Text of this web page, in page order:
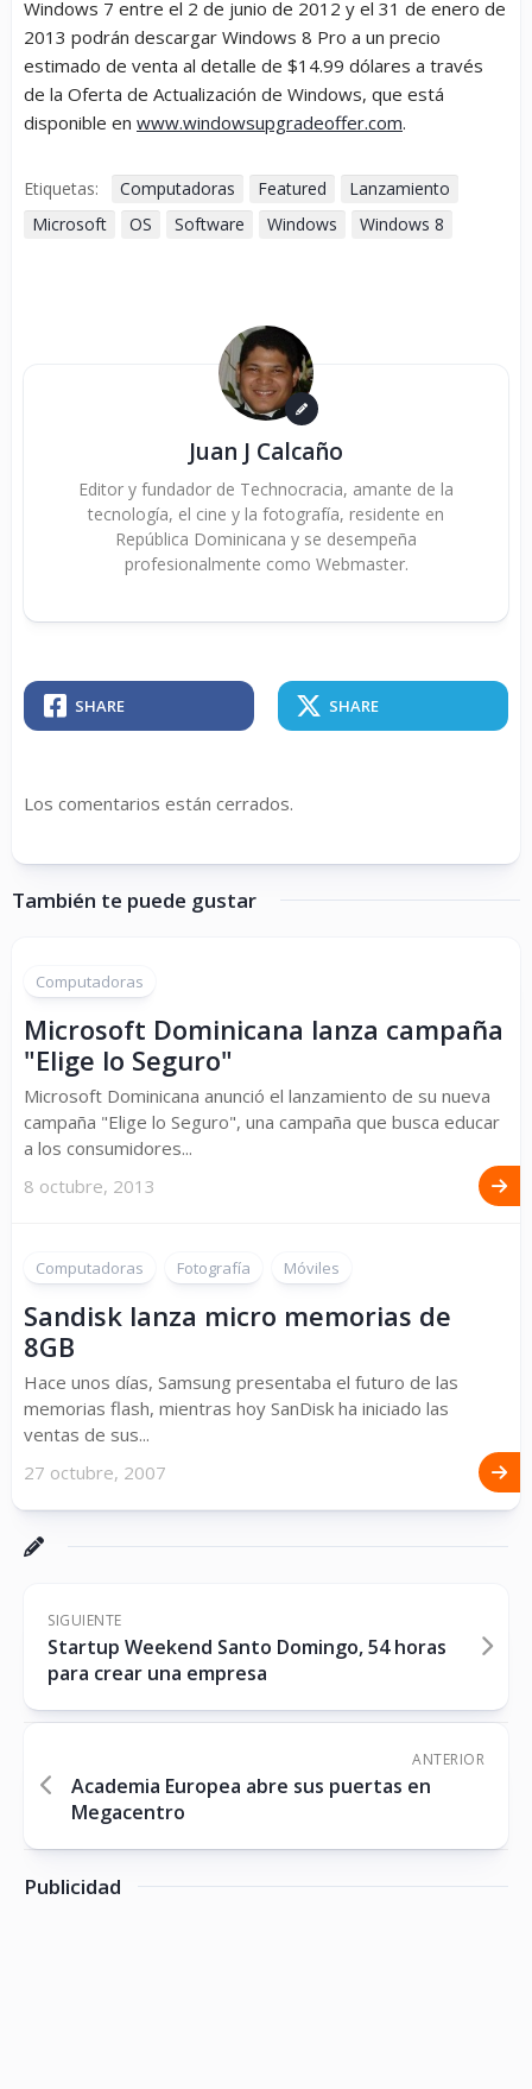
Windows 7 entre el 2 de junio de 2012 y el 31 de enero de
2013 podrán descargar Windows 8 Pro a un precio
estimado de venta al detalle de $14.99 dólares a través
de la Oferta de Actualización de Windows, que está
disponible en www.windowsupgradeoffer.com.
Etiquetas: Computadoras Featured
Lanzamiento
Microsoft
OS Software Windows Windows 8
Juan J Calcaño
Editor y fundador de Technocracia, amante de la
tecnología, el cine y la fotografía, residente en
República Dominicana y se desempeña
profesionalmente como Webmaster.
SHARE SHARE
Los comentarios están cerrados.
También te puede gustar
Computadoras
Microsoft Dominicana lanza campaña
"Elige lo Seguro"
Microsoft Dominicana anunció el lanzamiento de su nueva
campaña "Elige lo Seguro", una campaña que busca educar
a los consumidores...
8 octubre, 2013
Computadoras Fotografía Móviles
Sandisk lanza micro memorias de
8GB
Hace unos días, Samsung presentaba el futuro de las
memorias flash, mientras hoy SanDisk ha iniciado las
ventas de sus...
27 octubre, 2007
SIGUIENTE
Startup Weekend Santo Domingo, 54 horas
para crear una empresa
ANTERIOR
Academia Europea abre sus puertas en
Megacentro
Publicidad